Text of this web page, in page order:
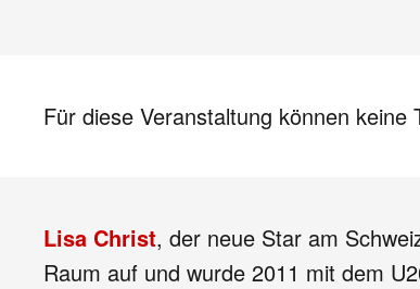
Für diese Veranstaltung können
Lisa Christ, der neue Star am
Raum auf und wurde 2011 mit dem